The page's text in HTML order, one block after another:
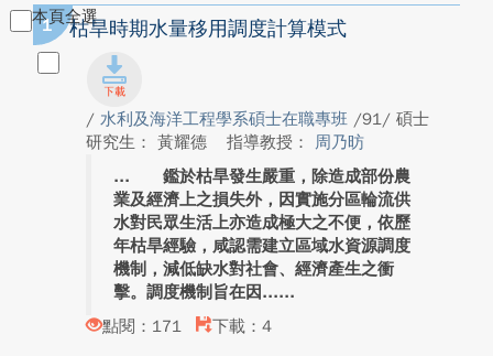
本頁全選
1 枯旱時期水量移用調度計算模式
/ 水利及海洋工程學系碩士在職專班 /91/ 碩士
研究生： 黃耀德
指導教授： 周乃昉
鑑於枯旱發生嚴重，除造成部份農
業及經濟上之損失外，因實施分區輪流供
水對民眾生活上亦造成極大之不便，依歷
年枯旱經驗，咸認需建立區域水資源調度
機制，減低缺水對社會、經濟產生之衝
擊。調度機制旨在因...
點閱：171
下載：4